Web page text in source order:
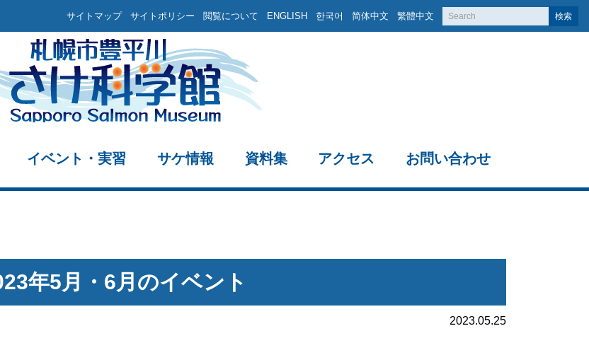
サイトマップ サイトポリシー 閲覧について ENGLISH 한국어 简体中文 繁體中文 検索
イベント・実習 サケ情報 資料集 アクセス お問い合わせ
年5月・6月のイベント
2023.05.25